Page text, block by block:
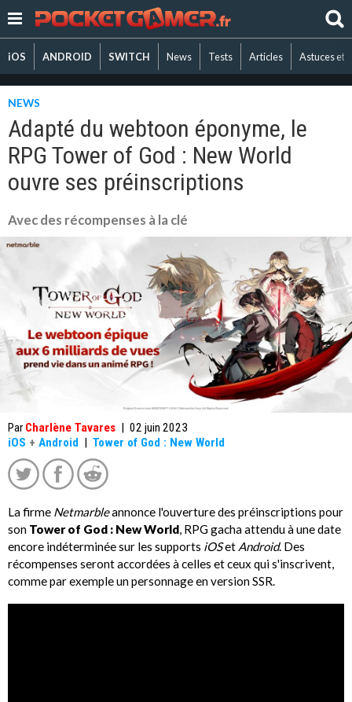
iOS ANDROID SWITCH News Tests Articles Astuces et
NEWS
Adapté du webtoon éponyme, le
RPG Tower of God : New World
ouvre ses préinscriptions
Avec des récompenses à la clé
Par Charlène Tavares | 02 juin 2023
iOS + Android | Tower of God : New World
La firme Netmarbleannonce l'ouverture des préinscriptions pour
son Tower of God : New World, RPG gacha attendu à une date
encore indéterminée sur les supports iOSet Android. Des
récompenses seront accordées à celles et ceux qui s'inscrivent,
comme par exemple un personnage en version SSR.